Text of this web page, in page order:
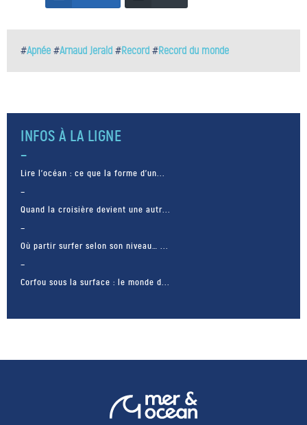
#Apnée #Arnaud Jerald #Record #Record du monde
INFOS À LA LIGNE
Lire l’océan : ce que la forme d’un...
Quand la croisière devient une autr...
Où partir surfer selon son niveau… ...
Corfou sous la surface : le monde d...